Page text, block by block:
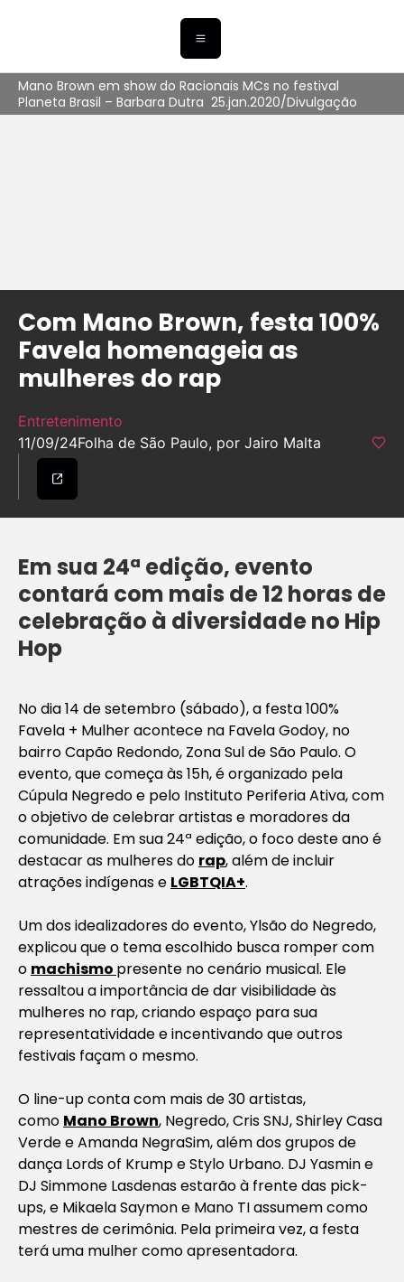
Mano Brown em show do Racionais MCs no festival
Planeta Brasil – Barbara Dutra  25.jan.2020/Divulgação
Com Mano Brown, festa 100%
Favela homenageia as
mulheres do rap
Entretenimento
11/09/24Folha de São Paulo, por Jairo Malta
Em sua 24ª edição, evento
contará com mais de 12 horas de
celebração à diversidade no Hip
Hop
No dia 14 de setembro (sábado), a festa 100%
Favela + Mulher acontece na Favela Godoy, no
bairro Capão Redondo, Zona Sul de São Paulo. O
evento, que começa às 15h, é organizado pela
Cúpula Negredo e pelo Instituto Periferia Ativa, com
o objetivo de celebrar artistas e moradores da
comunidade. Em sua 24ª edição, o foco deste ano é
destacar as mulheres do rap, além de incluir
atrações indígenas e LGBTQIA+.
Um dos idealizadores do evento, Ylsão do Negredo,
explicou que o tema escolhido busca romper com
o machismo presente no cenário musical. Ele
ressaltou a importância de dar visibilidade às
mulheres no rap, criando espaço para sua
representatividade e incentivando que outros
festivais façam o mesmo.
O line-up conta com mais de 30 artistas,
como Mano Brown, Negredo, Cris SNJ, Shirley Casa
Verde e Amanda NegraSim, além dos grupos de
dança Lords of Krump e Stylo Urbano. DJ Yasmin e
DJ Simmone Lasdenas estarão à frente das pick-
ups, e Mikaela Saymon e Mano TI assumem como
mestres de cerimônia. Pela primeira vez, a festa
terá uma mulher como apresentadora.